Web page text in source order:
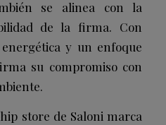
se alinea con la
de la firma. Con
y un enfoque
su compromiso con
store de Saloni marca